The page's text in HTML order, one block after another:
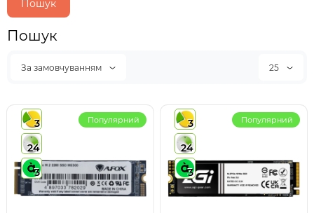
Пошук
За замовчуванням 25
3
24
3
Популярний
3
24
3
Популярний